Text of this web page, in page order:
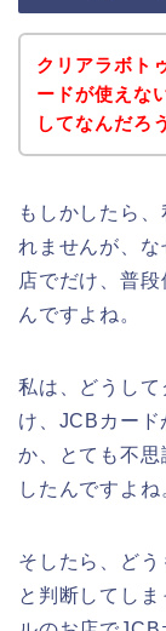
クリアラボト
ードが使えな
してなんだろ
もしかしたら
れませんが、
店でだけ、普
んですよね。
私は、どうし
け、JCBカード
か、とても不
したんですよね
そしたら、ど
と判断してし